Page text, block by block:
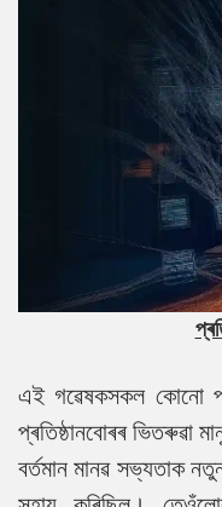
এই গৱেষকসকল কোনো
প্ৰতিষ্ঠানবোৰৰ ভিতৰুৱা
বৰ্তমান মানৱ সভ্যতাক